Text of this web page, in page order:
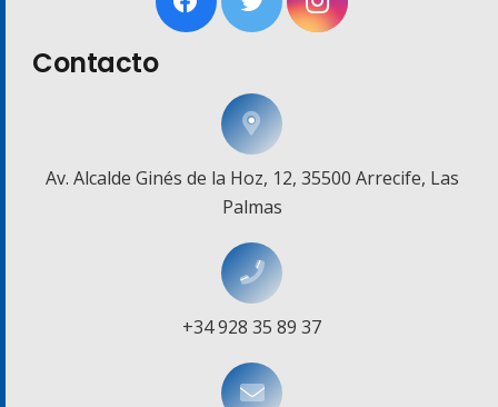
Contacto
Av. Alcalde Ginés de la Hoz, 12, 35500 Arrecife, Las
Palmas
+34 928 35 89 37